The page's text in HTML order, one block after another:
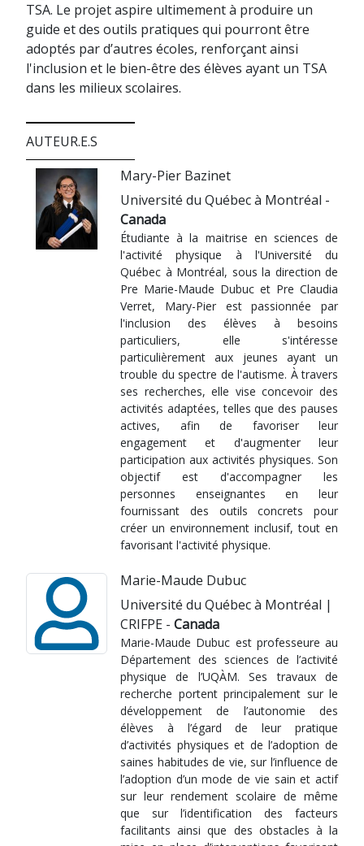
TSA. Le projet aspire ultimement à produire un
guide et des outils pratiques qui pourront être
adoptés par d’autres écoles, renforçant ainsi
l'inclusion et le bien-être des élèves ayant un TSA
dans les milieux scolaires.
AUTEUR.E.S
Mary-Pier Bazinet
Université du Québec à Montréal -
Canada
Étudiante à la maitrise en sciences de
l'activité physique à l'Université du
Québec à Montréal, sous la direction de
Pre Marie-Maude Dubuc et Pre Claudia
Verret, Mary-Pier est passionnée par
l'inclusion des élèves à besoins
particuliers, elle s'intéresse
particulièrement aux jeunes ayant un
trouble du spectre de l'autisme. À travers
ses recherches, elle vise concevoir des
activités adaptées, telles que des pauses
actives, afin de favoriser leur
engagement et d'augmenter leur
participation aux activités physiques. Son
objectif est d'accompagner les
personnes enseignantes en leur
fournissant des outils concrets pour
créer un environnement inclusif, tout en
favorisant l'activité physique.
Marie-Maude Dubuc
Université du Québec à Montréal |
CRIFPE - Canada
Marie-Maude Dubuc est professeure au
Département des sciences de l’activité
physique de l’UQÀM. Ses travaux de
recherche portent principalement sur le
développement de l’autonomie des
élèves à l’égard de leur pratique
d’activités physiques et de l’adoption de
saines habitudes de vie, sur l’influence de
l’adoption d’un mode de vie sain et actif
sur leur rendement scolaire de même
que sur l’identification des facteurs
facilitants ainsi que des obstacles à la